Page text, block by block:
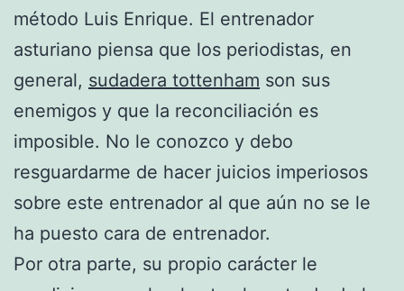
método Luis Enrique. El entrenador
asturiano piensa que los periodistas, en
general, sudadera tottenham son sus
enemigos y que la reconciliación es
imposible. No le conozco y debo
resguardarme de hacer juicios imperiosos
sobre este entrenador al que aún no se le
ha puesto cara de entrenador.
Por otra parte, su propio carácter le